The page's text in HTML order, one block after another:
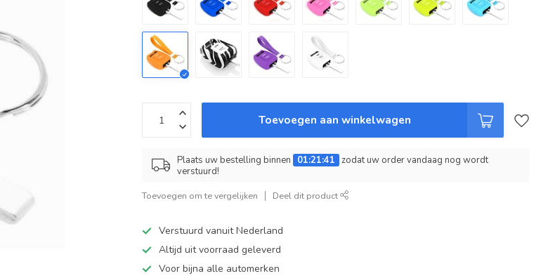
Toevoegen aan winkelwagen
Plaats uw bestelling binnen 01:21:40 zodat uw order vandaag nog wordt
verstuurd!
Toevoegen om te vergelijken Deel dit product
Verstuurd vanuit Nederland
Altijd uit voorraad geleverd
Voor bijna alle automerken